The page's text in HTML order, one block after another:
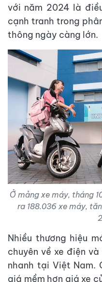
với năm 2024 là
cạnh tranh trong
thông ngày càng lớn.
Ở mảng xe máy, tháng
ra 188.036 xe máy,
Nhiều thương hiệu
chuyên về xe điện
nhanh tại Việt Nam.
giá mềm hơn giá xe